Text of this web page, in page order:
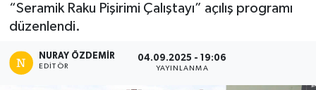
“Seramik Raku Pişirimi Çalıştayı” açılış programı
düzenlendi.
NURAY ÖZDEMIR
EDITÖR
04.09.2025 - 19:06
YAYINLANMA
Gündem
Spor
Son Dakika Haberleri
Haber Arşivi